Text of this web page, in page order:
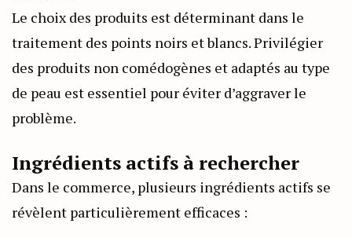
Le choix des produits est déterminant dans le
traitement des points noirs et blancs. Privilégier
des produits non comédogènes et adaptés au type
de peau est essentiel pour éviter d’aggraver le
problème.
Ingrédients actifs à rechercher
Dans le commerce, plusieurs ingrédients actifs se
révèlent particulièrement efficaces :